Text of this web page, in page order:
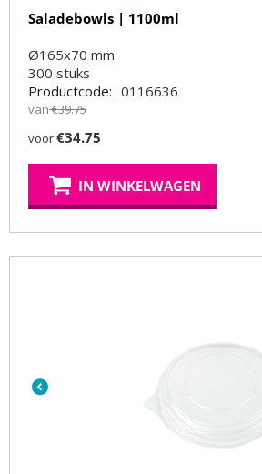
Saladebowls | 1100ml
Ø165x70 mm
300 stuks
Productcode: 0116636
van €39.75
voor€34.75
IN WINKELWAGEN